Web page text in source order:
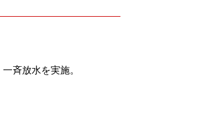
斉放水を実施。